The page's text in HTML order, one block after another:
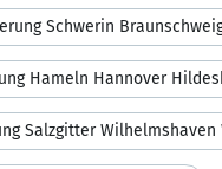
Schwerin
Hameln Hannover